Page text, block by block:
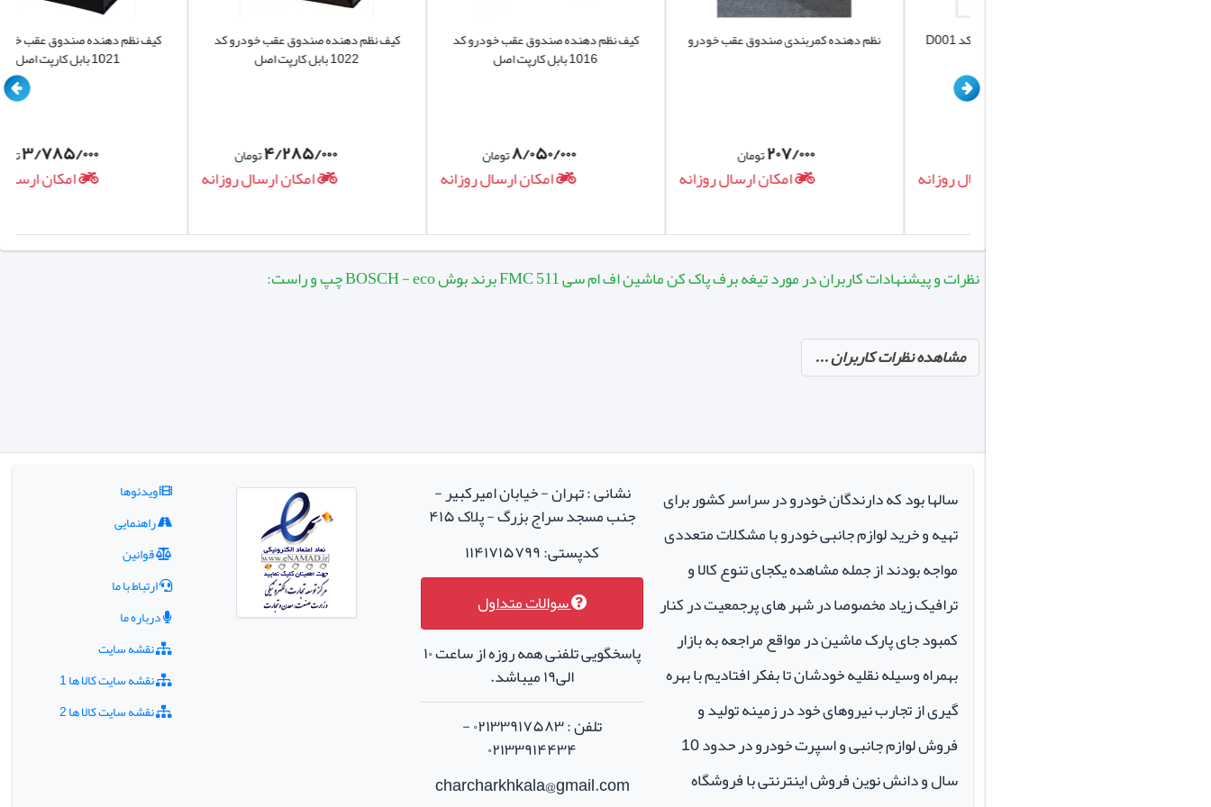
کیف نظم دهنده صندوق عقب خودرو کد
۳/۷۸۵/۰۰۰تومان
امکان ارسال روزانه
کیف نظم دهنده صندوق عقب خودرو کد
۴/۲۸۵/۰۰۰تومان
امکان ارسال روزانه
کیف نظم دهنده صندوق عقب خودرو کد
تومان
امکان ارسال روزانه
نظم دهنده کمربندی صندوق عقب خودرو
تومان
امکان ارسال روزانه
نظرات و پیشنهادات کاربران در مورد تیغه برف پاک کن ماشین اف ام سی FMC 511 برند بوش BOSCH - eco چپ و راست:
مشاهده نظرات کاربران ...
سالها بود که دارندگان خودرو در سراسر کشور برای
تهیه و خرید لوازم جانبی خودرو با مشکلات متعددی
مواجه بودند از جمله مشاهده یکجای تنوع کالا و
ترافیک زیاد مخصوصا در شهر های پرجمعیت در کنار
کمبود جای پارک ماشین در مواقع مراجعه به بازار
بهمراه وسیله نقلیه خودشان تا بفکر افتادیم با بهره
گیری از تجارب نیروهای خود در زمینه تولید و
فروش لوازم جانبی و اسپرت خودرو در حدود 10
سال و دانش نوین فروش اینترنتی با فروشگاه
نشانی : تهران - خیابان امیرکبیر -
جنب مسجد سراج بزرگ - پلاک ۴۱۵
کدپستی: ۱۱۴۱۷۱۵۷۹۹
سوالات متداول
پاسخگویی تلفنی همه روزه از ساعت ۱۰
الی۱۹ میباشد.
تلفن : ۰۲۱۳۳۹۱۷۵۸۳ -
۰۲۱۳۳۹۱۴۴۳۴
charcharkhkala@gmail.com
ویدئوها
راهنمایی
قوانین
ارتباط با ما
درباره ما
نقشه سایت
نقشه سایت کالا ها 1
نقشه سایت کالا ها 2